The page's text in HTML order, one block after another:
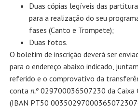
Duas cópias legíveis das
para a realização do seu
fases (Canto e Trompete);
Duas fotos.
O boletim de inscrição deverá ser
para o endereço abaixo indicado,
referido e o comprovativo da
conta n.º 029700036507230 da Caixa
(IBAN PT50